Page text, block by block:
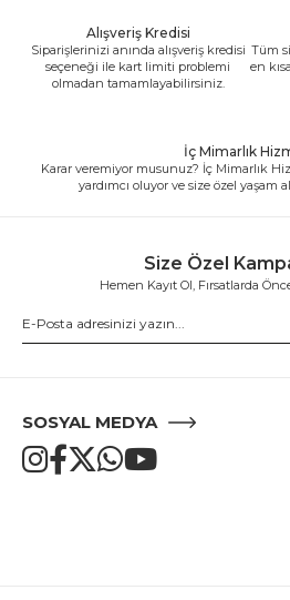
Alışveriş Kredisi
Siparişlerinizi anında alışveriş kredisi
seçeneği ile kart limiti problemi
olmadan tamamlayabilirsiniz.
Tüm
en
İç Mimarlık
Karar veremiyor musunuz? İç Mimarlık
yardımcı oluyor ve size özel yaşam
Size Özel
Hemen Kayıt Ol, Fırsatlarda
SOSYAL MEDYA